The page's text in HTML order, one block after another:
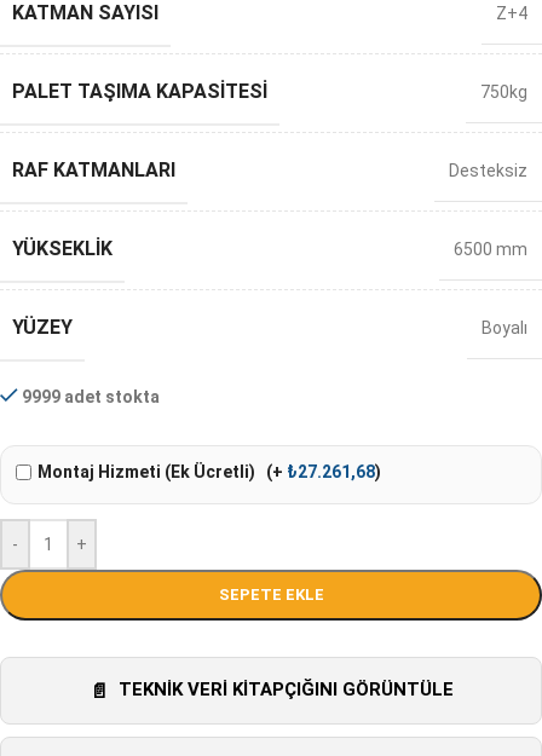
KATMAN SAYISI Z+4
PALET TAŞIMA KAPASITESI 750kg
RAF KATMANLARI Desteksiz
YÜKSEKLIK 6500 mm
YÜZEY Boyalı
9999 adet stokta
Montaj Hizmeti (Ek Ücretli) (+ ₺27.261,68)
- +
SEPETE EKLE
TEKNIK VERI KITAPÇIĞINI GÖRÜNTÜLE